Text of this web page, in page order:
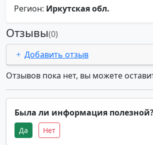
Регион: Иркутская обл.
Отзывы(0)
Добавить отзыв
Отзывов пока нет, вы можете
Была ли информация
Да Нет